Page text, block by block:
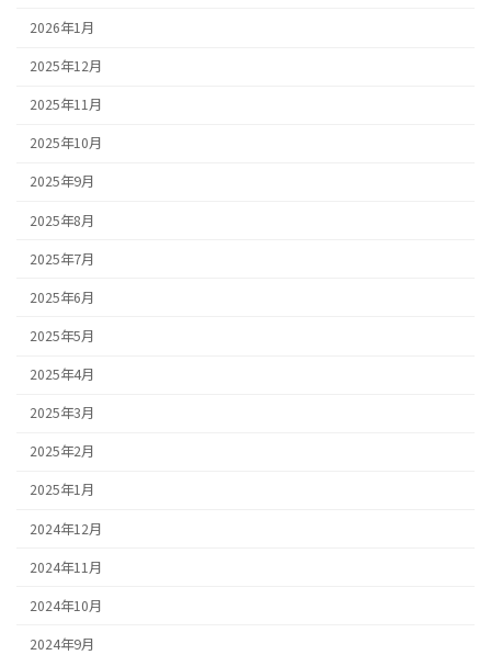
2026年1月
2025年12月
2025年11月
2025年10月
2025年9月
2025年8月
2025年7月
2025年6月
2025年5月
2025年4月
2025年3月
2025年2月
2025年1月
2024年12月
2024年11月
2024年10月
2024年9月